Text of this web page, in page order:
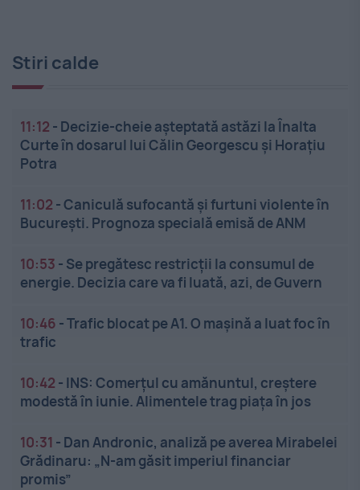
Stiri calde
11:12 - Decizie-cheie așteptată astăzi la Înalta
Curte în dosarul lui Călin Georgescu și Horațiu
Potra
11:02 -Caniculă sufocantă și furtuni violente în
București. Prognoza specială emisă de ANM
10:53 - Se pregătesc restricții la consumul de
energie. Decizia care va fi luată, azi, de Guvern
10:46 -Trafic blocat pe A1. O mașină a luat foc în
trafic
10:42 - INS: Comerțul cu amănuntul, creștere
modestă în iunie. Alimentele trag piața în jos
10:31 - Dan Andronic, analiză pe averea Mirabelei
Grădinaru: „N-am găsit imperiul financiar
promis”